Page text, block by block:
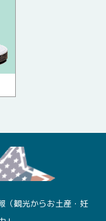
（観光からお土産・妊